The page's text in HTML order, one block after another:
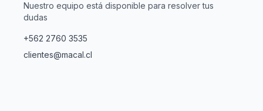
Nuestro equipo está disponible para resolver tus
dudas
+562 2760 3535
clientes@macal.cl